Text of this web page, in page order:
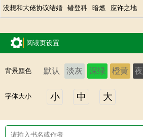
没想和大佬协议结婚
错登科 暗燃 应许之地
阅读页设置
背景颜色 默认 淡灰 深绿 橙黄
字体大小 小 中 大